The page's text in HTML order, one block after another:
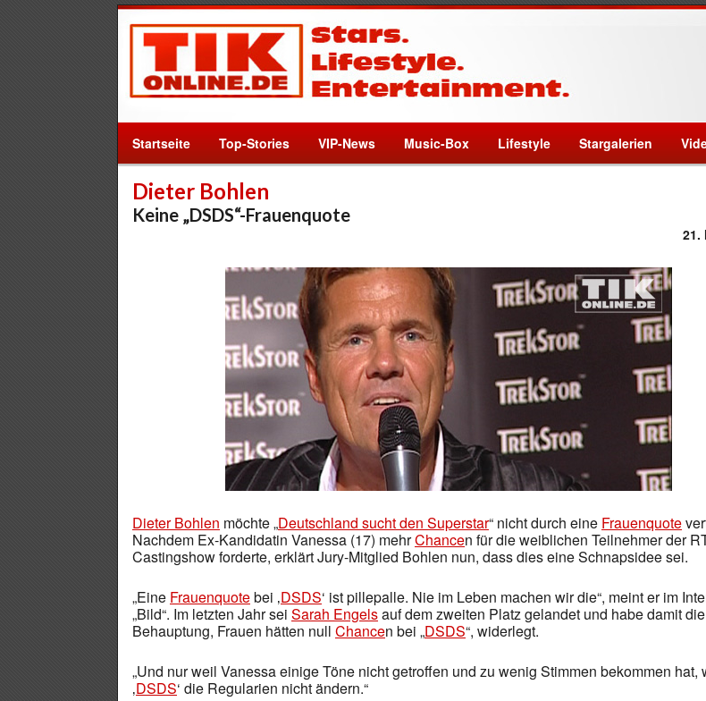
Startseite Top-Stories VIP-News Music-Box Lifestyle Stargalerien
Dieter Bohlen
Keine „DSDS“-Frauenquote
21.
Dieter Bohlen möchte „Deutschland sucht den Superstar“ nicht durch eine Frauenquote
Nachdem Ex-Kandidatin Vanessa (17) mehrChancen für die weiblichen Teilnehmer der
Castingshow forderte, erklärt Jury-Mitglied Bohlen nun, dass dies eine Schnapsidee sei.
„Eine Frauenquotebei ‚DSDS‘ ist pillepalle. Nie im Leben machen wir die“, meint er im
„Bild“. Im letzten Jahr sei Sarah Engelsauf dem zweiten Platz gelandet und habe damit die
Behauptung, Frauen hätten null Chancen bei „DSDS“, widerlegt.
„Und nur weil Vanessa einige Töne nicht getroffen und zu wenig Stimmen bekommen hat,
‚DSDS‘ die Regularien nicht ändern.“